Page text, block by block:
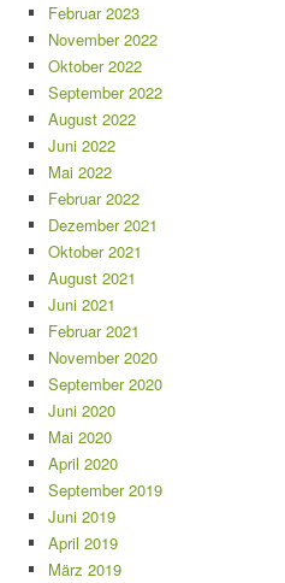
Februar 2023
November 2022
Oktober 2022
September 2022
August 2022
Juni 2022
Mai 2022
Februar 2022
Dezember 2021
Oktober 2021
August 2021
Juni 2021
Februar 2021
November 2020
September 2020
Juni 2020
Mai 2020
April 2020
September 2019
Juni 2019
April 2019
März 2019